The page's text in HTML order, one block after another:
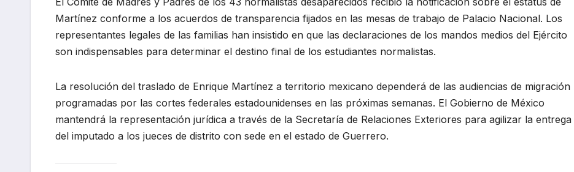
Martínez conforme a los acuerdos de transparencia fijados en las mesas de trabajo de Palacio Nacional. Los
representantes legales de las familias han insistido en que las declaraciones de los mandos medios del Ejército
son indispensables para determinar el destino final de los estudiantes normalistas.
La resolución del traslado de Enrique Martínez a territorio mexicano dependerá de las audiencias de migración
programadas por las cortes federales estadounidenses en las próximas semanas. El Gobierno de México
mantendrá la representación jurídica a través de la Secretaría de Relaciones Exteriores para agilizar la entrega
del imputado a los jueces de distrito con sede en el estado de Guerrero.